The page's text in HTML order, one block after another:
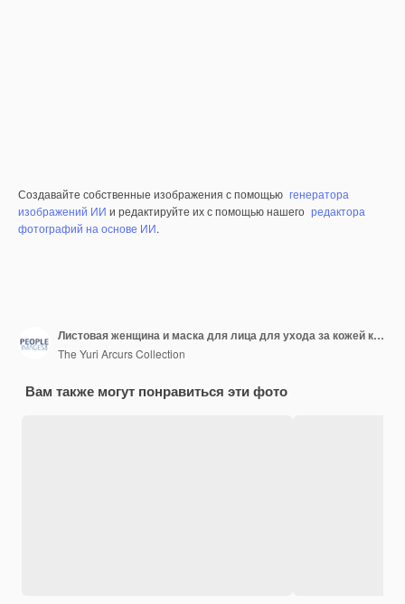
Создавайте собственные изображения с помощью генератора
изображений ИИ и редактируйте их с помощью нашего редактора
фотографий на основе ИИ.
Листовая женщина и маска для лица для ухода за кожей косметическая и лицевая обработка на белом фоне Красота естественная или органическая для женщины улыбка и цветок для дерматологии детоксикация и эксфолирование продукта
The Yuri Arcurs Collection
Вам также могут понравиться эти фото